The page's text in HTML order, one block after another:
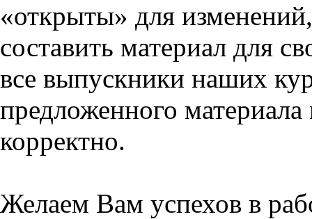
«открыты» для
составить материал для
все выпускники наших
предложенного
корректно.
Желаем Вам успехов в